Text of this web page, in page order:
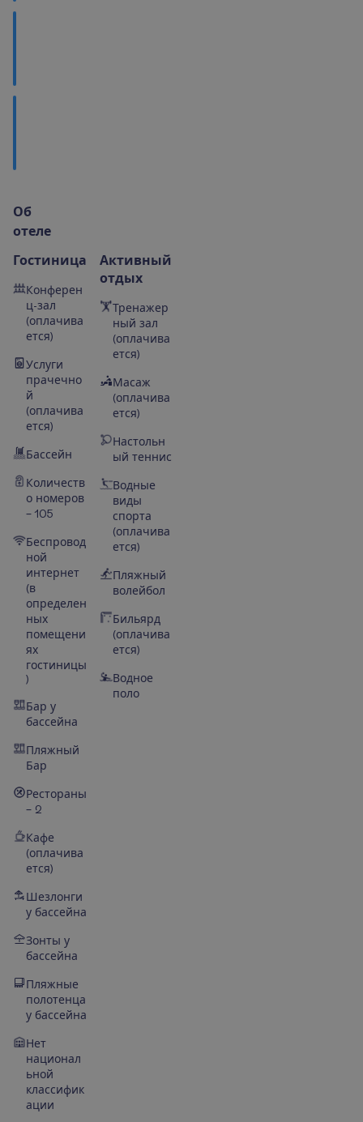
Об
отеле
Гостиница
Конферен
ц-зал
(оплачива
ется)
Услуги
прачечно
й
(оплачива
ется)
Бассейн
Количеств
о номеров
– 105
Беспровод
ной
интернет
(в
определен
ных
помещени
ях
гостиницы
)
Бар у
бассейна
Пляжный
Бар
Рестораны
– 2
Кафе
(оплачива
ется)
Шезлонги
у бассейна
Зонты у
бассейна
Пляжные
полотенца
у бассейна
Нет
национал
ьной
классифик
ации
Активный
отдых
Тренажер
ный зал
(оплачива
ется)
Масаж
(оплачива
ется)
Настольн
ый теннис
Водные
виды
спорта
(оплачива
ется)
Пляжный
волейбол
Бильярд
(оплачива
ется)
Водное
поло